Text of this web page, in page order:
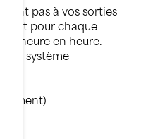
pas à vos sorties
pour chaque
d’heure en heure.
le système